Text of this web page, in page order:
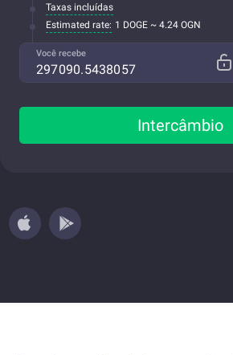
Taxas incluídas
Estimated rate: 1 DOGE ~ 4.24 OGN
Você recebe
Intercâmbio